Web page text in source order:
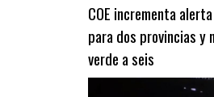
COE incrementa
para dos provincias y
verde a seis